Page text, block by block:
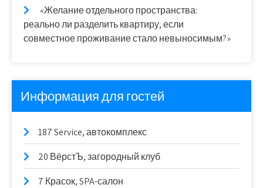
«Желание отдельного пространства:
реально ли разделить квартиру, если
совместное проживание стало невыносимым?»
Информация для гостей
187 Service, автокомплекс
20 ВёрстЪ, загородный клуб
7 Красок, SPA-салон